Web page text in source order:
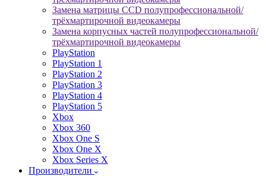
Замена матрицы CCD полупрофессиональной/
трёхмартирочной видеокамеры
Замена корпусных частей полупрофессиональной/
трёхмартирочной видеокамеры
PlayStation
PlayStation 1
PlayStation 2
PlayStation 3
PlayStation 4
PlayStation 5
Xbox
Xbox 360
Xbox One S
Xbox One X
Xbox Series X
Производители